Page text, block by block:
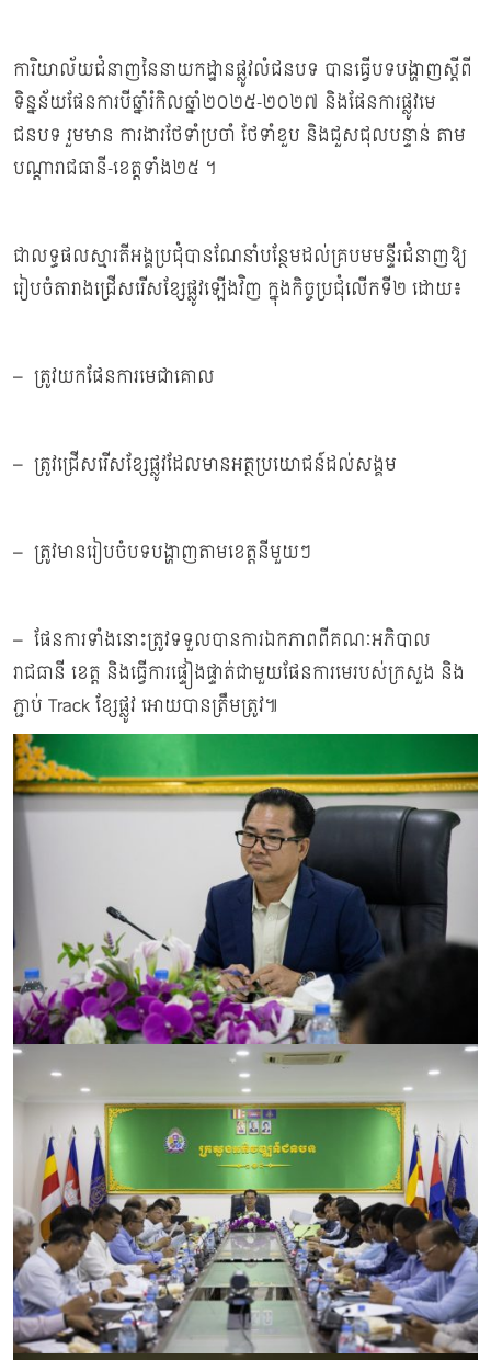
ការិយាល័យជំនាញនៃនាយកដ្ឋានផ្លូវលំជនបទ បានធ្វើបទបង្ហាញស្តីពី
ទិន្នន័យផែនការបីឆ្នាំរំកិលឆ្នាំ២០២៥-២០២៧ និងផែនការផ្លូវមេ
ជនបទ រួមមាន ការងារថែទាំប្រចាំ ថែទាំខួប និងជួសជុលបន្ទាន់ តាម
បណ្តារាជធានី-ខេត្តទាំង២៥ ។
ជាលទ្ធផលស្មារតីអង្គប្រជុំបានណែនាំបន្ថែមដល់គ្របមមន្ទីរជំនាញឱ្យ
រៀបចំតារាងជ្រើសរើសខ្សែផ្លូវឡើងវិញ ក្នុងកិច្ចប្រជុំលើកទី២ ដោយ៖
– ត្រូវយកផែនការមេជាគោល
– ត្រូវជ្រើសរើសខ្សែផ្លូវដែលមានអត្ថប្រយោជន៍ដល់សង្គម
– ត្រូវមានរៀបចំបទបង្ហាញតាមខេត្តនីមួយៗ
– ផែនការទាំងនោះត្រូវទទួលបានការឯកភាពពីគណៈអភិបាល
រាជធានី ខេត្ត និងធ្វើការផ្ទៀងផ្ទាត់ជាមួយផែនការមេរបស់ក្រសួង និង
ភ្ជាប់ Track ខ្សែផ្លូវ អោយបានត្រឹមត្រូវ៕